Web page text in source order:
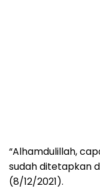
“Alhamdulillah,
sudah ditetapkan
(8/12/2021).